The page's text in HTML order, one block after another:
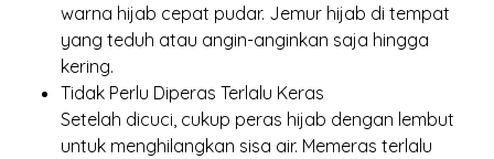
warna hijab cepat pudar. Jemur hijab di tempat
yang teduh atau angin-anginkan saja hingga
kering.
Tidak Perlu Diperas Terlalu Keras
Setelah dicuci, cukup peras hijab dengan lembut
untuk menghilangkan sisa air. Memeras terlalu